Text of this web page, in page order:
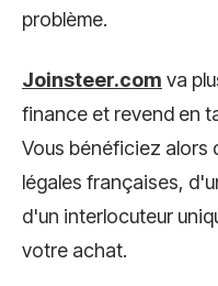
problème.
Joinsteer.com va
finance et revend en
Vous bénéficiez alors
légales françaises,
d'un interlocuteur
votre achat.